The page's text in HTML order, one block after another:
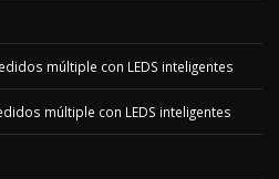
múltiple con LEDS inteligentes
múltiple con LEDS inteligentes